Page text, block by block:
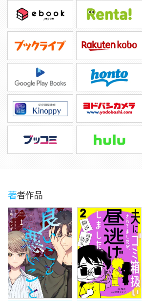
著者作品